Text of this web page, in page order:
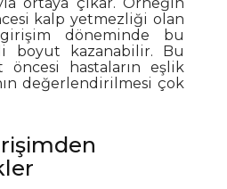
kalp yetmezliği olan
döneminde bu
boyut kazanabilir. Bu
öncesi hastaların eşlik
değerlendirilmesi çok